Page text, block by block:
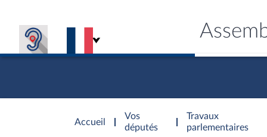
Accueil
d'accueil
Vos
députés
Travaux
parlementaires